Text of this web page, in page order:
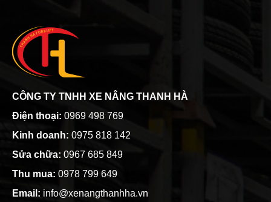
CÔNG TY TNHH XE NÂNG THANH HÀ
Điện thoại: 0969 498 769
Kinh doanh: 0975 818 142
Sửa chữa: 0967 685 849
Thu mua: 0978 799 649
Email: info@xenangthanhha.vn